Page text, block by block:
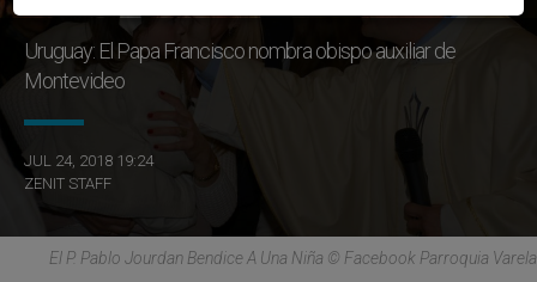
Uruguay: El Papa Francisco nombra obispo auxiliar de
Montevideo
JUL 24, 2018 19:24
ZENIT STAFF
El P. Pablo Jourdan Bendice A Una Niña © Facebook Parroquia Varela